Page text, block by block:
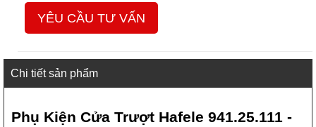
YÊU CẦU TƯ VẤN
Chi tiết sản phẩm
Phụ Kiện Cửa Trượt Hafele 941.25.111 -